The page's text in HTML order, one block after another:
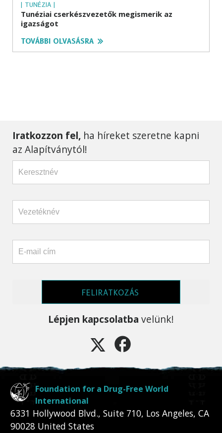
| TUNÉZIA |
Tunéziai cserkészvezetők megismerik az
igazságot
TOVÁBBI OLVASÁSRA
Iratkozzon fel, ha híreket szeretne kapni
az Alapítványtól!
FELIRATKOZÁS
Lépjen kapcsolatba velünk!
Foundation for a Drug-Free World
International
6331 Hollywood Blvd., Suite 710, Los Angeles, CA
90028 United States